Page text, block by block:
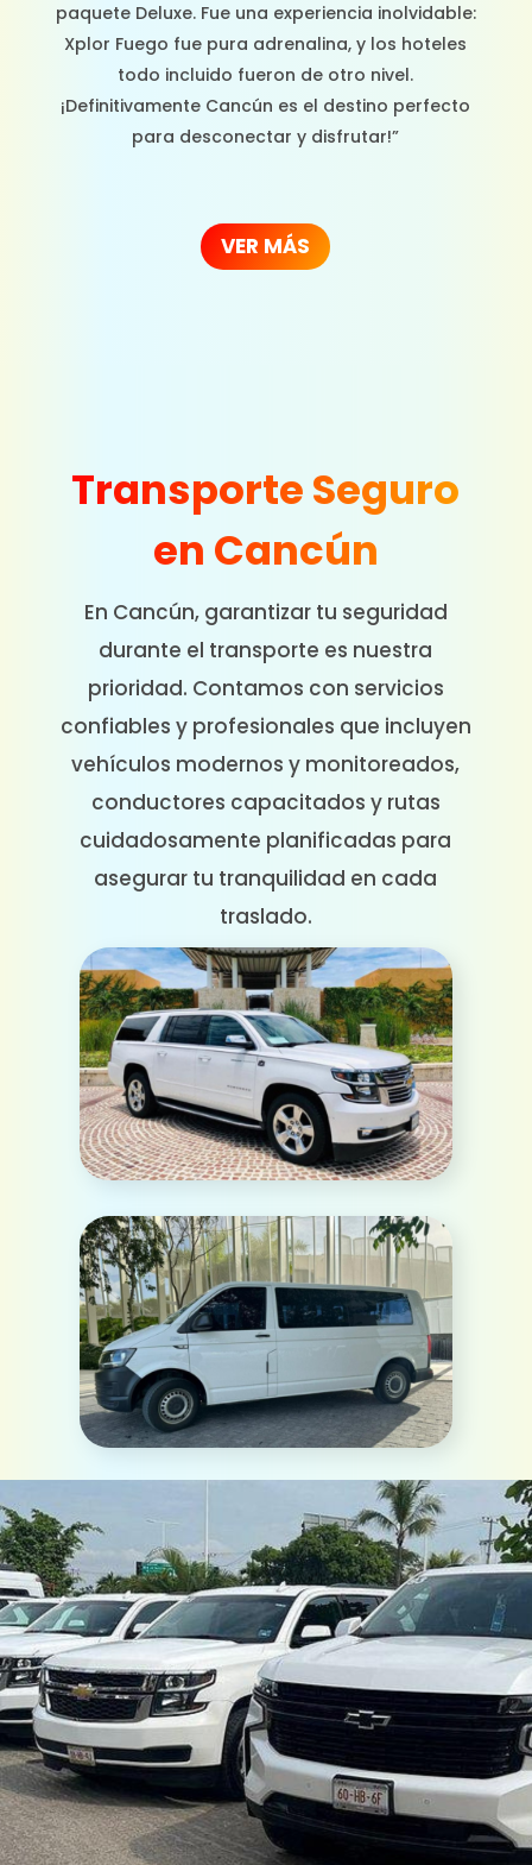
paquete Deluxe. Fue una experiencia inolvidable:
Xplor Fuego fue pura adrenalina, y los hoteles
todo incluido fueron de otro nivel.
¡Definitivamente Cancún es el destino perfecto
para desconectar y disfrutar!”
VER MÁS
Transporte Seguro
en Cancún
En Cancún, garantizar tu seguridad
durante el transporte es nuestra
prioridad. Contamos con servicios
confiables y profesionales que incluyen
vehículos modernos y monitoreados,
conductores capacitados y rutas
cuidadosamente planificadas para
asegurar tu tranquilidad en cada
traslado.